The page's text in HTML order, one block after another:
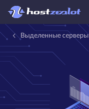
Выделенные серверы